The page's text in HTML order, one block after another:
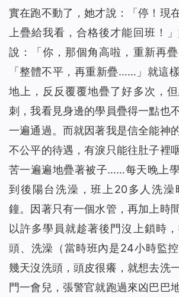
實在跑不動了，她才說：「停！現
上疊給我看，合格後才能回班！
說：「你，那個角高啦，重新再疊
「整體不平，再重新疊……」就這
地上，反反覆覆地疊了好多次，
刺，我看見身邊的學員疊得一點也
一遍通過。而就因著我是信全能神
不公平的待遇，有淚只能往肚子裡
苦一遍遍地疊著被子……每天晚上
到後陽台洗澡，班上20多人洗澡
鐘。因著只有一個水管，再加上時
以許多學員就趁著後門沒上鎖時
頭、洗澡（當時班內是24小時監
幾天沒洗頭，頭皮很癢，就想去洗
門一會兒，張警官就跑過來凶巴巴